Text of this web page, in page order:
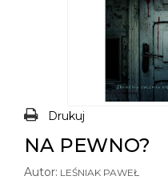
Drukuj
NA PEWNO?
Autor: LEŚNIAK PAWEŁ